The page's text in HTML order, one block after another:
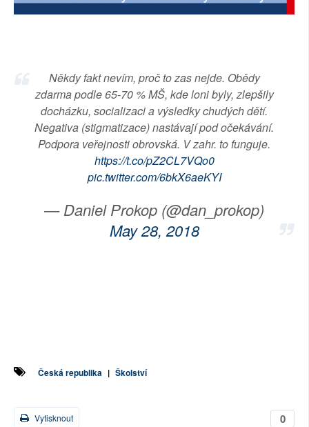
SOCIÁLNÍ SÍTĚ
PLNÁ VERZE STRÁNEK
Někdy fakt nevím, proč to zas nejde. Obědy
zdarma podle 65-70 % MŠ, kde loni byly, zlepšily
docházku, socializaci a výsledky chudých dětí.
Negativa (stigmatizace) nastávají pod očekávání.
Podpora veřejnosti obrovská. V zahr. to funguje.
https://t.co/pZ2CL7VQo0
pic.twitter.com/6bkX6aeKYI
— Daniel Prokop (@dan_prokop)
May 28, 2018
Česká republika | Školství
0
Vytisknout